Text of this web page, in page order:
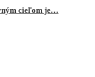
cieľom je…